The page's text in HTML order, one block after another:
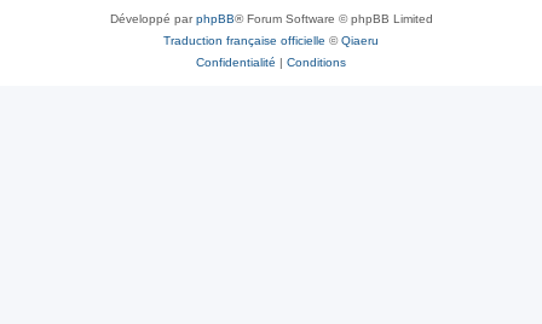
Développé parphpBB® Forum Software © phpBB Limited
Traduction française officielle ©Qiaeru
Confidentialité | Conditions